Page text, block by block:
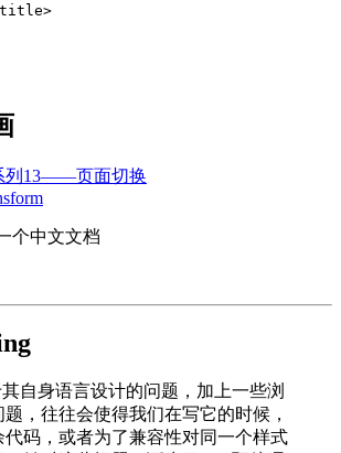
列13——页面切换
个中文文档
自身语言设计的问题，加上一些浏
，往往会使得我们在写它的时候，
代码，或者为了兼容性对同一个样式